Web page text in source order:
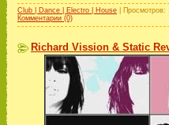
Club | Dance | Electro | House |
Комментарии (0)
Richard Vission & Static